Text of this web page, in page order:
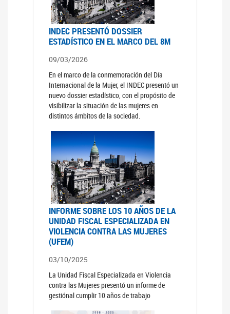
INDEC PRESENTÓ DOSSIER
ESTADÍSTICO EN EL MARCO DEL 8M
09/03/2026
En el marco de la conmemoración del Día
Internacional de la Mujer, el INDEC presentó un
nuevo dossier estadístico, con el propósito de
visibilizar la situación de las mujeres en
distintos ámbitos de la sociedad.
INFORME SOBRE LOS 10 AÑOS DE LA
UNIDAD FISCAL ESPECIALIZADA EN
VIOLENCIA CONTRA LAS MUJERES
(UFEM)
03/10/2025
La Unidad Fiscal Especializada en Violencia
contra las Mujeres presentó un informe de
gestiónal cumplir 10 años de trabajo